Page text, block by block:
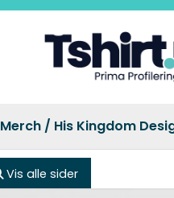
Merch / His Kingdom
Vis alle sider